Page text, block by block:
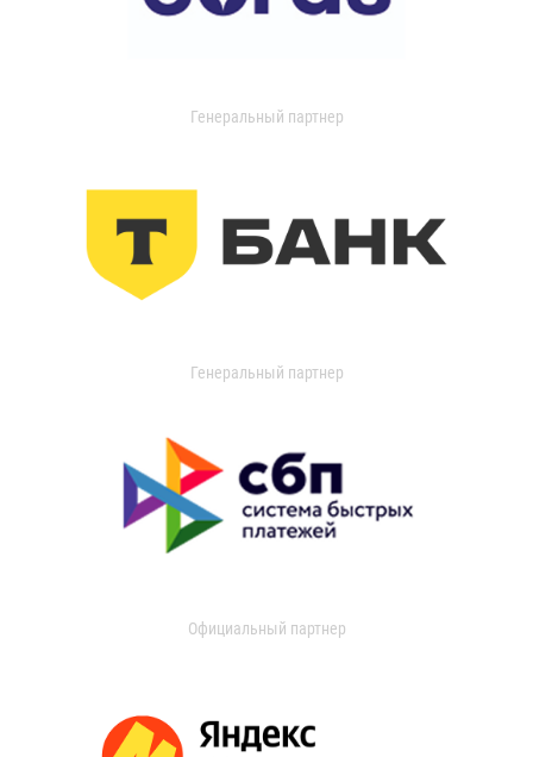
Генеральный партнер
Генеральный партнер
Официальный партнер